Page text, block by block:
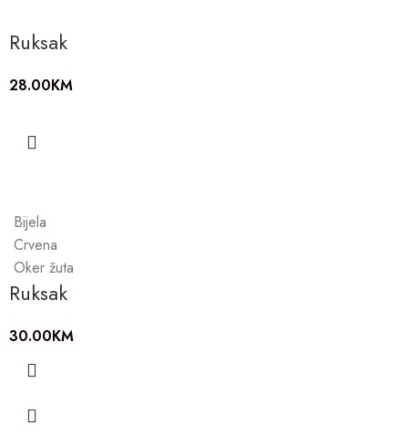
Ruksak
28.00KM
Bijela
Crvena
Oker žuta
Ruksak
30.00KM